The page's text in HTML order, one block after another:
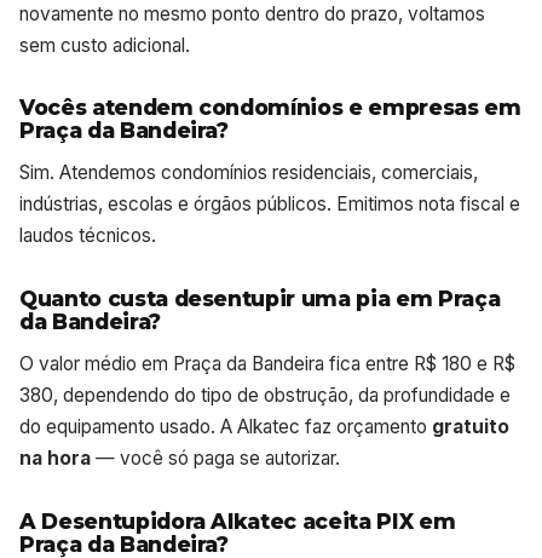
novamente no mesmo ponto dentro do prazo, voltamos
sem custo adicional.
Vocês atendem condomínios e empresas em
Praça da Bandeira?
Sim. Atendemos condomínios residenciais, comerciais,
indústrias, escolas e órgãos públicos. Emitimos nota fiscal e
laudos técnicos.
Quanto custa desentupir uma pia em Praça
da Bandeira?
O valor médio em Praça da Bandeira fica entre R$ 180 e R$
380, dependendo do tipo de obstrução, da profundidade e
do equipamento usado. A Alkatec faz orçamento gratuito
na hora — você só paga se autorizar.
A Desentupidora Alkatec aceita PIX em
Praça da Bandeira?